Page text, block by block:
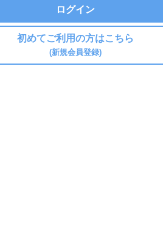
ログイン
初めてご利用の方はこちら
(新規会員登録)